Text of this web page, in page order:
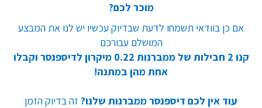
מוכר לכם?
אם כן בוודאי תשמחו לדעת שבדיוק עכשיו יש לנו את המבצע
המושלם עבורכם
קנו 2 חבילות של ממברנות 0.22 מיקרון לדיספנסר וקבלו
אחת מהן במתנה!
עוד אין לכם דיספנסר ממברנות שלנו? זה בדיוק הזמן